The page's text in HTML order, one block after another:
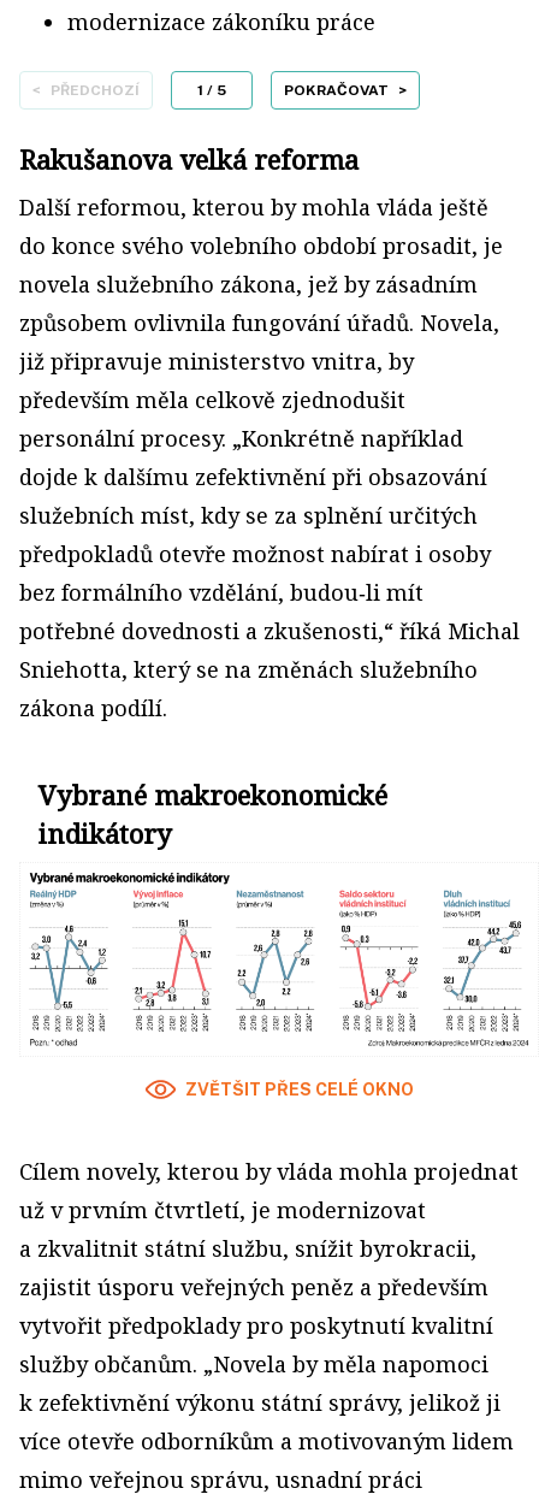
modernizace zákoníku práce
PŘEDCHOZÍ 1 / 5 POKRAČOVAT
Rakušanova velká reforma
Další reformou, kterou by mohla vláda ještě
do konce svého volebního období prosadit, je
novela služebního zákona, jež by zásadním
způsobem ovlivnila fungování úřadů. Novela,
již připravuje ministerstvo vnitra, by
především měla celkově zjednodušit
personální procesy. „Konkrétně například
dojde k dalšímu zefektivnění při obsazování
služebních míst, kdy se za splnění určitých
předpokladů otevře možnost nabírat i osoby
bez formálního vzdělání, budou‑li mít
potřebné dovednosti a zkušenosti,“ říká Michal
Sniehotta, který se na změnách služebního
zákona podílí.
Vybrané makroekonomické
indikátory
ZVĚTŠIT PŘES CELÉ OKNO
Cílem novely, kterou by vláda mohla projednat
už v prvním čtvrtletí, je modernizovat
a zkvalitnit státní službu, snížit byrokracii,
zajistit úsporu veřejných peněz a především
vytvořit předpoklady pro poskytnutí kvalitní
služby občanům. „Novela by měla napomoci
k zefektivnění výkonu státní správy, jelikož ji
více otevře odborníkům a motivovaným lidem
mimo veřejnou správu, usnadní práci